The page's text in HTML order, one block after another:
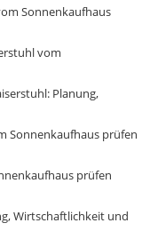
Sonnenkaufhaus
vom
Planung,
Sonnenkaufhaus prüfen
prüfen
Wirtschaftlichkeit und